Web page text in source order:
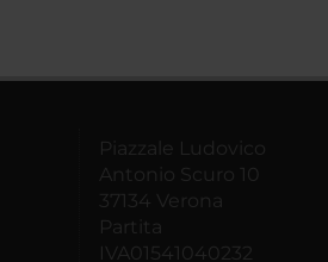
Piazzale Ludovico
Antonio Scuro 10
37134 Verona
Partita
IVA01541040232